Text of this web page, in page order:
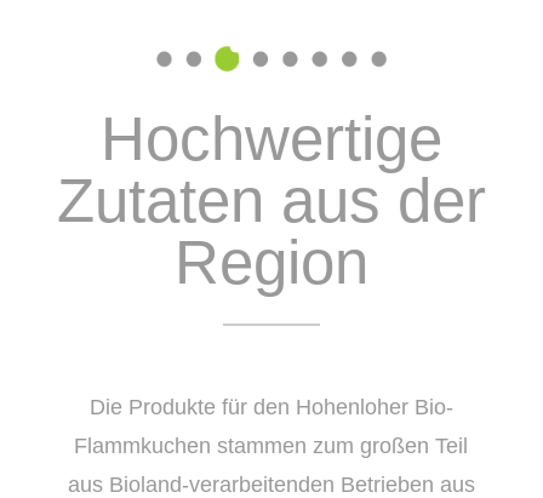
Hochwertige
Zutaten aus der
Region
Die Produkte für den Hohenloher Bio-
Flammkuchen stammen zum großen Teil
aus Bioland-verarbeitenden Betrieben aus